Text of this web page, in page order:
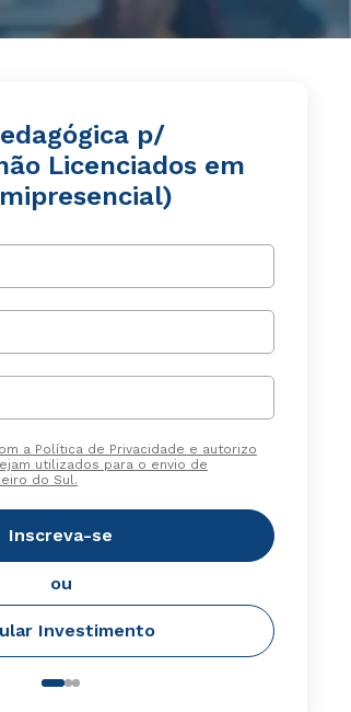
p/
Licenciados em
a Política de Privacidade e autorizo
utilizados para o envio de
do Sul.
Inscreva-se
ou
Investimento